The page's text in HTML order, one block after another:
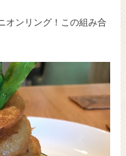
オンリング！この組み合